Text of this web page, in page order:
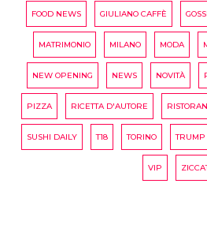
FOOD NEWS GIULIANO CAFFÈ
MATRIMONIO MILANO MODA
NEW OPENING NEWS NOVITÀ
PIZZA RICETTA D'AUTORE
SUSHI DAILY T18 TORINO TRUMP
VIP